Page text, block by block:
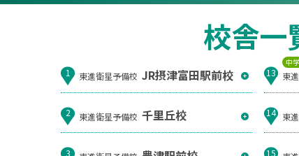
校舎一
1 東進衛星予備校 JR摂津富田駅前校
2 東進衛星予備校 千里丘校
3
中
13 東
14 東
15